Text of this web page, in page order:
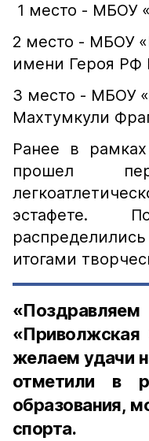
1 место - МБОУ
2 место - МБОУ
имени Героя РФ
3 место - МБОУ
Махтумкули
Ранее в
прошел
эстафете.
итогами
желаем удачи
отметили в
образования,
спорта.